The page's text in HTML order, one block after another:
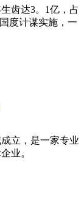
齿达3。1亿，占
度计谋实施，一
立，是一家专业
业。